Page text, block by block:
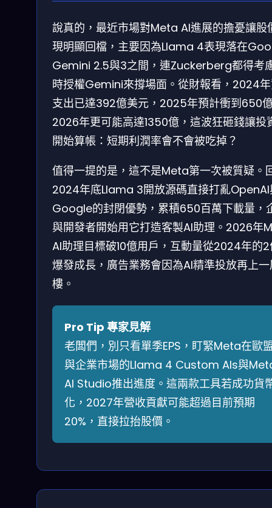
說真的，最近市場對Meta AI進展的擔憂讓股
現明顯回檔，主要因為Llama 4表現落在
Gemini 2.5與3之間，連Zuckerberg都得考
時授權Gemini來撐場面。從財報看，2024
支出已達392億美元，2025年預計衝到650
2026年更可能高達1350億，這波狂砸錢讓投
開始算帳：短期利潤率會不會被吃掉？
值得一提的是，這不是Meta第一次被質疑。
2024年底Llama 3開放源碼直接打亂OpenAI
Google的封閉優勢，累積650百萬下載量，
與開發者開始用它打造客製AI助理。2026年
AI助理目標破10億用戶，互動量從2024年的
爆發成長，廣告業務會因為AI精準投放再上
樓。
Pro Tip 專家見解
老闆們，別只看單季EPS，盯緊Meta在歐
與企業市場的Llama 4 Custom AIs與
AI Studio推出進度。這兩款工具若成功貨
化，2027年營收貢獻可能超過目前預期
20%，直接拉抬股價。